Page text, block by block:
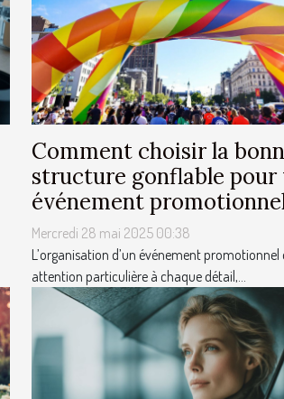
Comment choisir la
structure gonflable pour
événement
Mercredi 28 mai 2025 00:38
L’organisation d’un événement promotionnel
attention particulière à chaque détail,...